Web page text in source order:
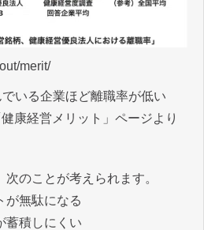
merit/
いる企業ほど離職率が低い
康経営メリット」ページより
のことが考えられます。
無駄になる
積しにくい